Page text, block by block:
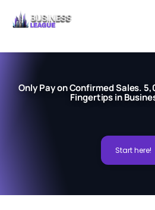
Only Pay on Confirmed Sales.
Fingertips in
Start here!